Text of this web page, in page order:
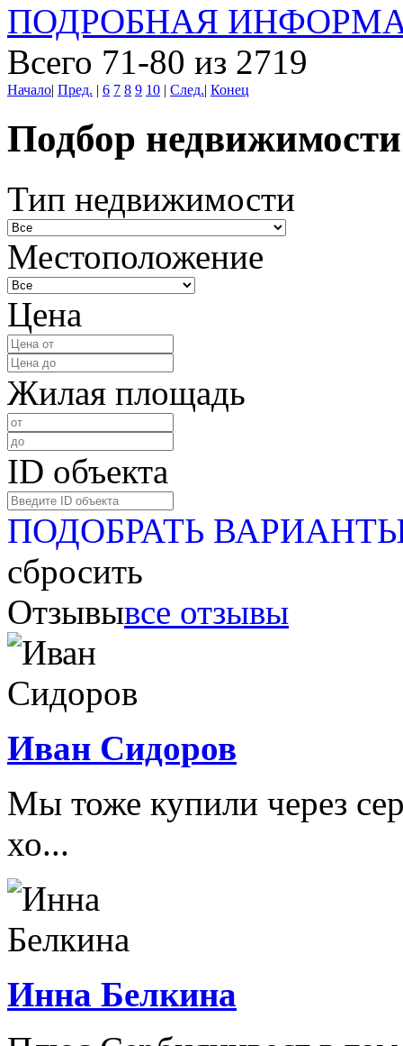
ПОДРОБНАЯ
Всего 71-80 из 2719
Начало| Пред. | 6 7 8 9 10 | След.| Конец
Подбор недвижимости
Тип недвижимости
Местоположение
Цена
Жилая площадь
ID объекта
ПОДОБРАТЬ
сбросить
Отзывывсе отзывы
Иван Сидоров
Мы тоже купили через
хо...
Инна Белкина